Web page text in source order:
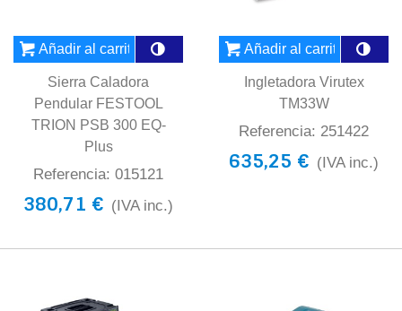
Añadir al carrito
Sierra Caladora
Pendular FESTOOL
TRION PSB 300 EQ-
Plus
Referencia: 015121
380,71 € (IVA inc.)
Añadir al carrito
Ingletadora Virutex
TM33W
Referencia: 251422
635,25 € (IVA inc.)